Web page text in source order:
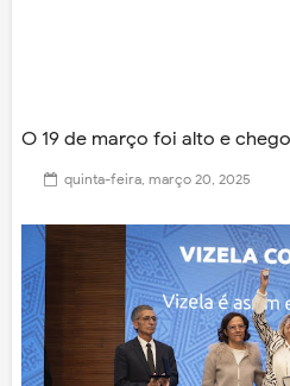
O 19 de março foi alto e
quinta-feira, março 20, 2025